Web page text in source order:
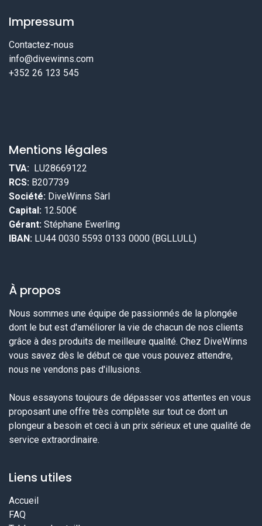
Impressum
Contactez-nous
info@divewinns.com
+352 26 123 545
Mentions légales
TVA: LU28669122
RCS: B207739
Société: DiveWinns Sàrl
Capital: 12.500€
Gérant: Stéphane Ewerling
IBAN: LU44 0030 5593 0133 0000 (BGLLULL)
À propos
Nous sommes une équipe de passionnés de la plongée
dont le but est d'améliorer la vie de chacun de nos clients
grâce à des produits de meilleure qualité. Chez DiveWinns
vous savez dès le début ce que vous pouvez attendre,
nous ne vendons pas d'illusions.
Nous essayons toujours de dépasser vos attentes en vous
proposant une offre très complète sur tout ce dont un
plongeur a besoin et ceci à un prix sérieux et une qualité de
service extraordinaire.
Liens utiles
Accueil
FAQ